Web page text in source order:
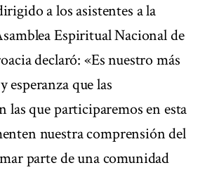
a los asistentes a la
Espiritual Nacional de
declaró: «Es nuestro más
esperanza que las
las que participaremos en esta
nuestra comprensión del
parte de una comunidad